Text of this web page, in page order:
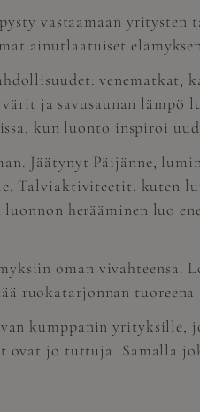
vastaamaan
ainutlaatuiset
ja savusaunan
kun luonto inspiroi
Jäätynyt Päijänne,
Talviaktiviteetit, kuten
luonnon herääminen luo
oman vivahteensa.
ruokatarjonnan
kumppanin yrityksille,
ovat jo tuttuja. Samalla